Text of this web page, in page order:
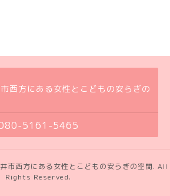
西方にある女性とこどもの安らぎの
5161-5465
市西方にある女性とこどもの安らぎの空間. All
Rights Reserved.